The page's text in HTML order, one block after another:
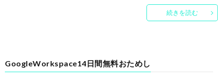
続きを読む
GoogleWorkspace14日間無料おためし